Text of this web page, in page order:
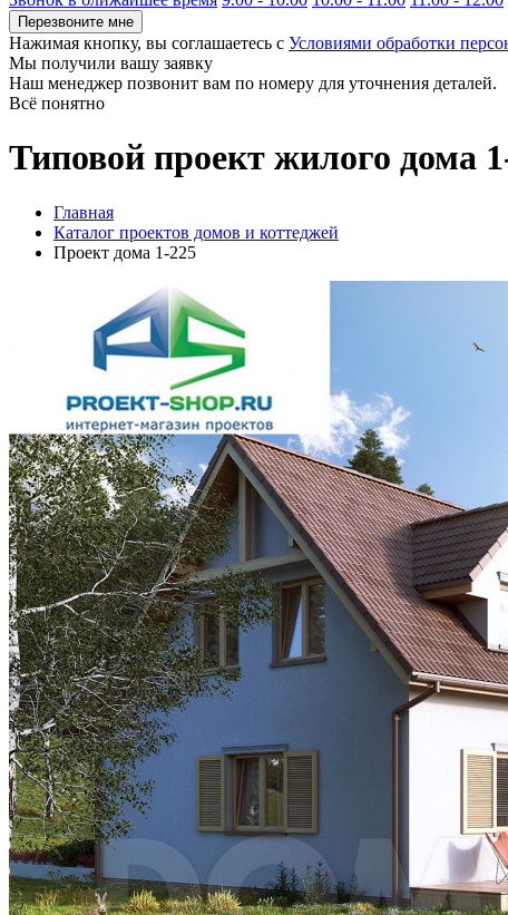
Перезвоните мне
Нажимая кнопку, вы соглашаетесь с Условиями обработки
Мы получили вашу заявку
Наш менеджер позвонит вам по номеру для уточнения деталей.
Всё понятно
Типовой проект жилого дома
Главная
Каталог проектов домов и коттеджей
Проект дома 1-225